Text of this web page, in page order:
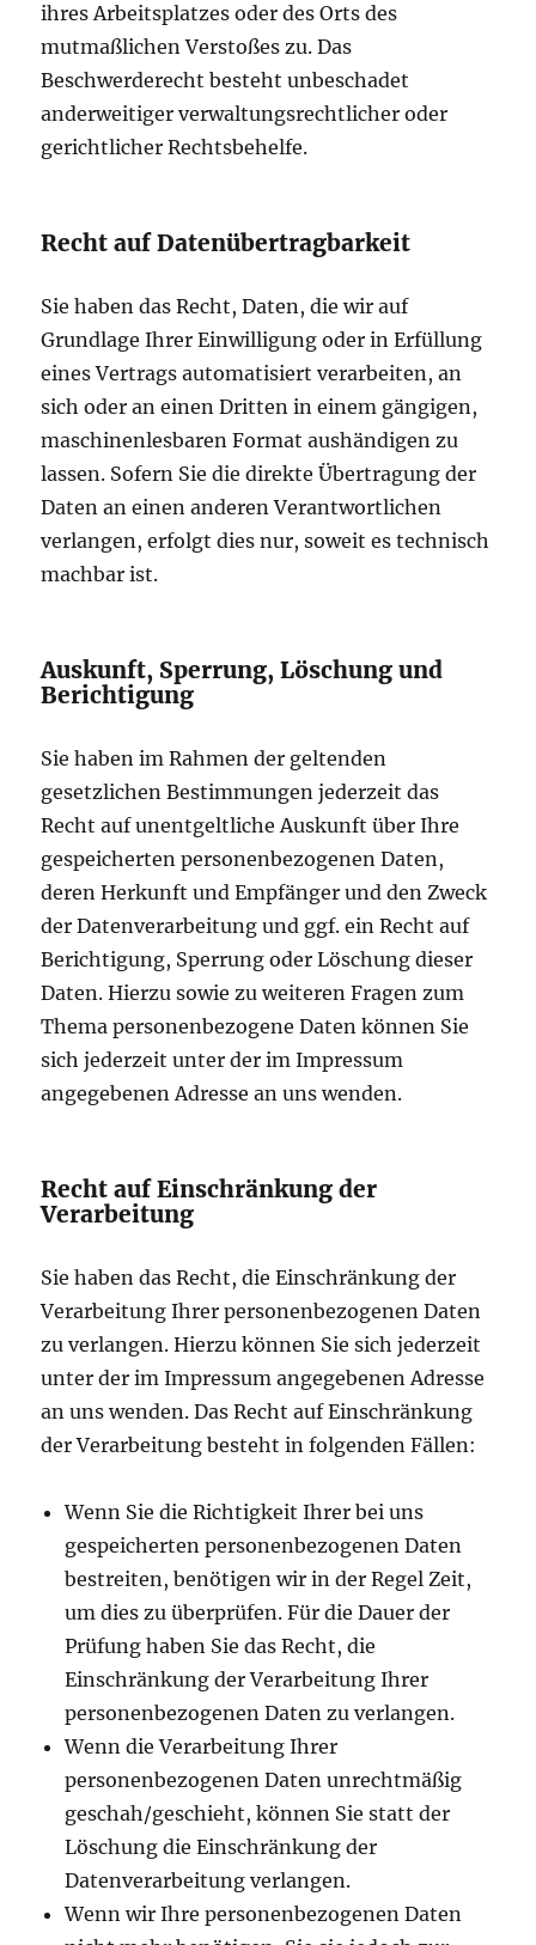
ihres Arbeitsplatzes oder des Orts des
mutmaßlichen Verstoßes zu. Das
Beschwerderecht besteht unbeschadet
anderweitiger verwaltungsrechtlicher oder
gerichtlicher Rechtsbehelfe.
Recht auf Datenübertragbarkeit
Sie haben das Recht, Daten, die wir auf
Grundlage Ihrer Einwilligung oder in Erfüllung
eines Vertrags automatisiert verarbeiten, an
sich oder an einen Dritten in einem gängigen,
maschinenlesbaren Format aushändigen zu
lassen. Sofern Sie die direkte Übertragung der
Daten an einen anderen Verantwortlichen
verlangen, erfolgt dies nur, soweit es technisch
machbar ist.
Auskunft, Sperrung, Löschung und
Berichtigung
Sie haben im Rahmen der geltenden
gesetzlichen Bestimmungen jederzeit das
Recht auf unentgeltliche Auskunft über Ihre
gespeicherten personenbezogenen Daten,
deren Herkunft und Empfänger und den Zweck
der Datenverarbeitung und ggf. ein Recht auf
Berichtigung, Sperrung oder Löschung dieser
Daten. Hierzu sowie zu weiteren Fragen zum
Thema personenbezogene Daten können Sie
sich jederzeit unter der im Impressum
angegebenen Adresse an uns wenden.
Recht auf Einschränkung der
Verarbeitung
Sie haben das Recht, die Einschränkung der
Verarbeitung Ihrer personenbezogenen Daten
zu verlangen. Hierzu können Sie sich jederzeit
unter der im Impressum angegebenen Adresse
an uns wenden. Das Recht auf Einschränkung
der Verarbeitung besteht in folgenden Fällen:
Wenn Sie die Richtigkeit Ihrer bei uns
gespeicherten personenbezogenen Daten
bestreiten, benötigen wir in der Regel Zeit,
um dies zu überprüfen. Für die Dauer der
Prüfung haben Sie das Recht, die
Einschränkung der Verarbeitung Ihrer
personenbezogenen Daten zu verlangen.
Wenn die Verarbeitung Ihrer
personenbezogenen Daten unrechtmäßig
geschah/geschieht, können Sie statt der
Löschung die Einschränkung der
Datenverarbeitung verlangen.
Wenn wir Ihre personenbezogenen Daten